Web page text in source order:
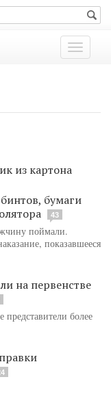
Показать
меню
из картона
бумаги
43
поймали.
показавшееся
на первенстве
более